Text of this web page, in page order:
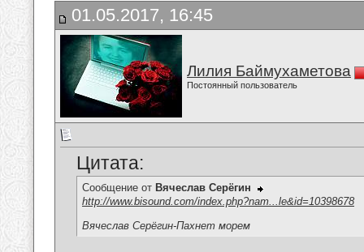
01.05.2017, 16:45
Лилия Баймухаметова
Постоянный пользователь
Цитата:
Сообщение от Вячеслав Серёгин
http://www.bisound.com/index.php?nam...le&id=10398678
Вячеслав Серёгин-Пахнет морем